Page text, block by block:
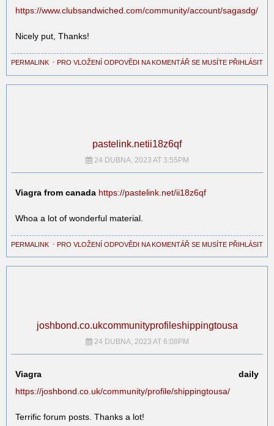
https://www.clubsandwiched.com/community/account/sagasdg/
Nicely put, Thanks!
PERMALINK ⋅ PRO VLOŽENÍ ODPOVĚDI NA KOMENTÁŘ SE MUSÍTE PŘIHLÁSIT
pastelink.netii18z6qf
24 DUBNA, 2023 AT 3:55PM
Viagra from canada https://pastelink.net/ii18z6qf
Whoa a lot of wonderful material.
PERMALINK ⋅ PRO VLOŽENÍ ODPOVĚDI NA KOMENTÁŘ SE MUSÍTE PŘIHLÁSIT
joshbond.co.ukcommunityprofileshippingtousa
24 DUBNA, 2023 AT 6:08PM
Viagra daily
https://joshbond.co.uk/community/profile/shippingtousa/
Terrific forum posts. Thanks a lot!